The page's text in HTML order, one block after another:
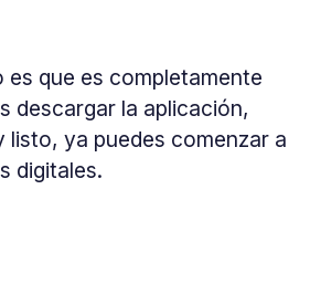
es que es completamente
descargar la aplicación,
listo, ya puedes comenzar a
digitales.